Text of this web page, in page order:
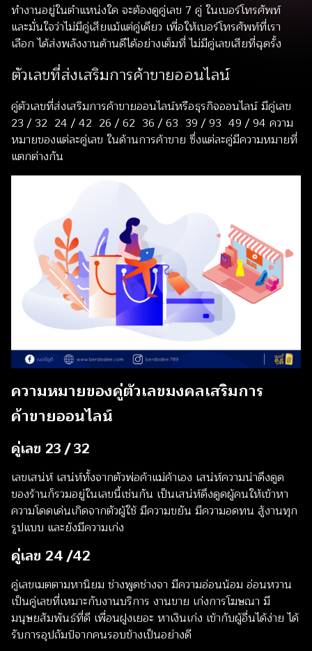
ทำงานอยู่ในตำแหน่งใด จะต้องดูคู่เลข 7 คู่ ในเบอร์โทรศัพท์
และมั่นใจว่าไม่มีคู่เสียแม้แต่คู่เดียว เพื่อให้เบอร์โทรศัพท์ที่เรา
เลือก ได้ส่งพลังงานด้านดีได้อย่างเต็มที่ ไม่มีคู่เลขเสียที่ฉุดรั้ง
ตัวเลขที่ส่งเสริมการค้าขายออนไลน์
คู่ตัวเลขที่ส่งเสริมการค้าขายออนไลน์หรือธุรกิจออนไลน์ มีคู่เลข
23 / 32 24 / 42 26 / 62 36 / 63 39 / 93 49 / 94 ความ
หมายของแต่ละคู่เลข ในด้านการค้าขาย ซึ่งแต่ละคู่มีความหมายที่
แตกต่างกัน
ความหมายของคู่ตัวเลขมงคลเสริมการ
ค้าขายออนไลน์
คู่เลข 23 / 32
เลขเสน่ห์ เสน่ห์ทั้งจากตัวพ่อค้าแม่ค้าเอง เสน่ห์ความน่าดึงดูด
ของร้านก็รวมอยู่ในเลขนี้เช่นกัน เป็นเสน่ห์ดึงดูดผู้คนให้เข้าหา
ความโดดเด่นเกิดจากตัวผู้ใช้ มีความขยัน มีความอดทน สู้งานทุก
รูปแบบ และยังมีความเก่ง
คู่เลข 24 /42
คู่เลขเมตตามหานิยม ช่างพูดช่างจา มีความอ่อนน้อม อ่อนหวาน
เป็นคู่เลขที่เหมาะกับงานบริการ งานขาย เก่งการโฆษณา มี
มนุษยสัมพันธ์ที่ดี เพื่อนฝูงเยอะ หาเงินเก่ง เข้ากับผู้อื่นได้ง่าย ได้
รับการอุปถัมป์จากคนรอบข้างเป็นอย่างดี